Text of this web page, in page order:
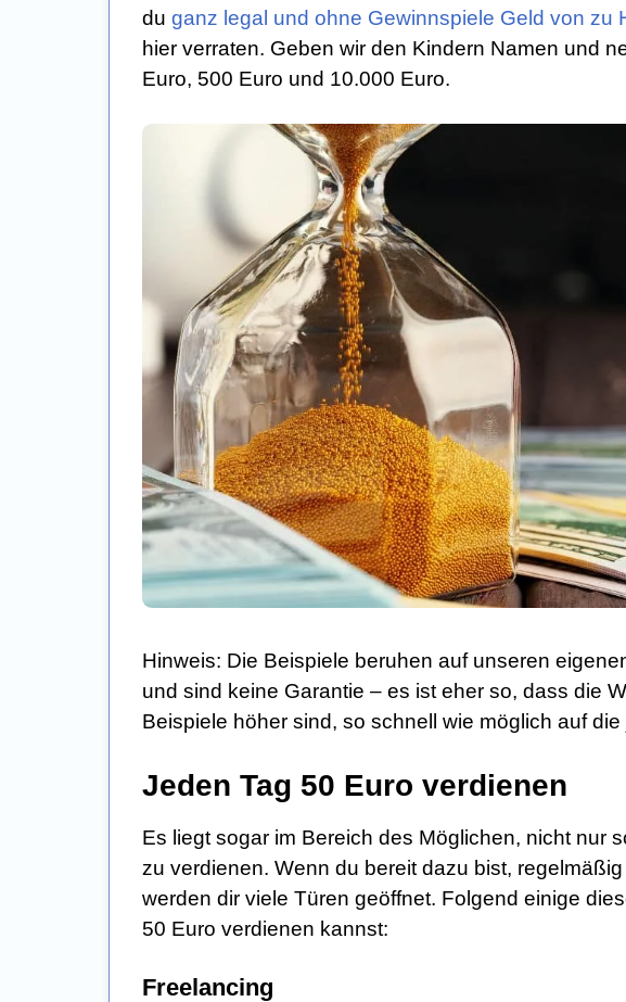
du ganz legal und ohne Gewinnspiele Geld von zu
hier verraten. Geben wir den Kindern Namen und
Euro, 500 Euro und 10.000 Euro.
Hinweis: Die Beispiele beruhen auf unseren
und sind keine Garantie – es ist eher so, dass die
Beispiele höher sind, so schnell wie möglich auf
Jeden Tag 50 Euro verdienen
Es liegt sogar im Bereich des Möglichen, nicht nur
zu verdienen. Wenn du bereit dazu bist,
werden dir viele Türen geöffnet. Folgend einige
50 Euro verdienen kannst:
Freelancing